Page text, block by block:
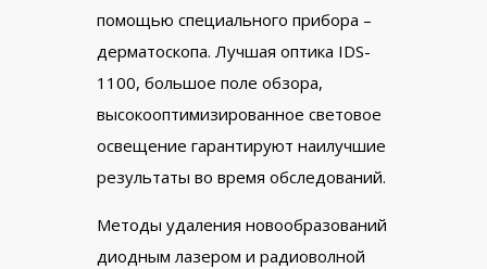
помощью специального прибора –
дерматоскопа. Лучшая оптика IDS-
1100, большое поле обзора,
высокооптимизированное световое
освещение гарантируют наилучшие
результаты во время обследований.
Методы удаления новообразований
диодным лазером и радиоволной